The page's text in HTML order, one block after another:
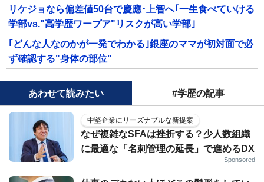
リケジョなら偏差値50台で慶應･上智へ｢一生食べていける
学部vs."高学歴ワープア"リスクが高い学部｣
｢どんな人なのかが一発でわかる｣銀座のママが初対面で必
ず確認する"身体の部位"
あわせて読みたい #学歴の記事
中堅企業にリーズナブルな新提案
なぜ複雑なSFAは挫折する？少人数組織
に最適な「名刺管理の延長」で進めるDX
Sponsored